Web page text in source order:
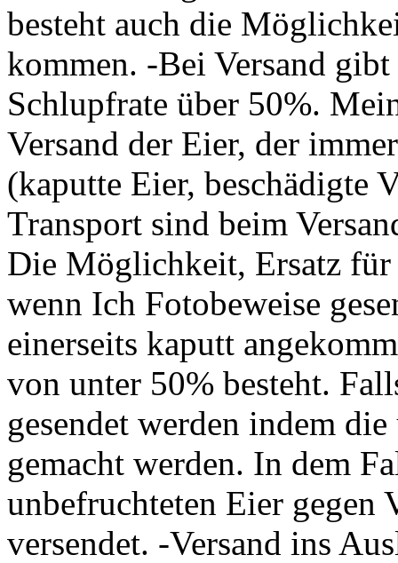
besteht auch die
kommen. -Bei Versand
Schlupfrate über 50%.
Versand der Eier, der
(kaputte Eier, beschädigte
Transport sind beim
Die Möglichkeit, Ersatz für
wenn Ich Fotobeweise
einerseits kaputt
von unter 50% besteht.
gesendet werden indem
gemacht werden. In dem
unbefruchteten Eier gegen
versendet. -Versand ins